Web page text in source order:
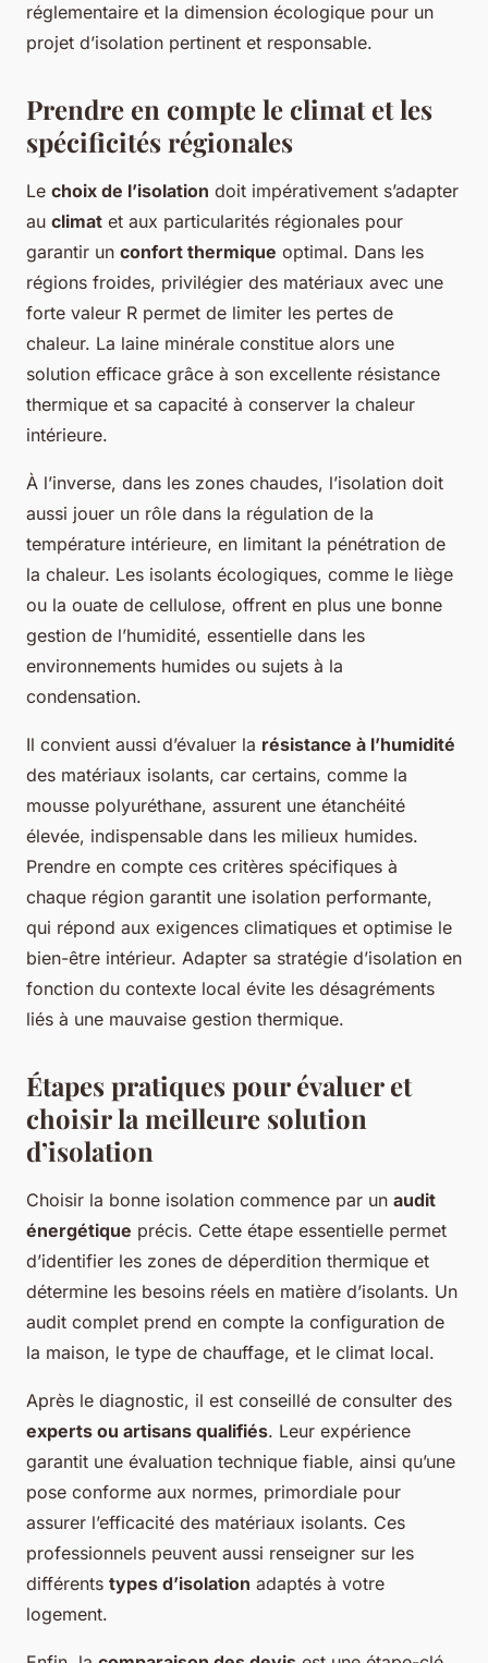
réglementaire et la dimension écologique pour un
projet d’isolation pertinent et responsable.
Prendre en compte le climat et les
spécificités régionales
Le choix de l’isolation doit impérativement s’adapter
au climat et aux particularités régionales pour
garantir un confort thermique optimal. Dans les
régions froides, privilégier des matériaux avec une
forte valeur R permet de limiter les pertes de
chaleur. La laine minérale constitue alors une
solution efficace grâce à son excellente résistance
thermique et sa capacité à conserver la chaleur
intérieure.
À l’inverse, dans les zones chaudes, l’isolation doit
aussi jouer un rôle dans la régulation de la
température intérieure, en limitant la pénétration de
la chaleur. Les isolants écologiques, comme le liège
ou la ouate de cellulose, offrent en plus une bonne
gestion de l’humidité, essentielle dans les
environnements humides ou sujets à la
condensation.
Il convient aussi d’évaluer la résistance à l’humidité
des matériaux isolants, car certains, comme la
mousse polyuréthane, assurent une étanchéité
élevée, indispensable dans les milieux humides.
Prendre en compte ces critères spécifiques à
chaque région garantit une isolation performante,
qui répond aux exigences climatiques et optimise le
bien-être intérieur. Adapter sa stratégie d’isolation en
fonction du contexte local évite les désagréments
liés à une mauvaise gestion thermique.
Étapes pratiques pour évaluer et
choisir la meilleure solution
d’isolation
Choisir la bonne isolation commence par un audit
énergétique précis. Cette étape essentielle permet
d’identifier les zones de déperdition thermique et
détermine les besoins réels en matière d’isolants. Un
audit complet prend en compte la configuration de
la maison, le type de chauffage, et le climat local.
Après le diagnostic, il est conseillé de consulter des
experts ou artisans qualifiés. Leur expérience
garantit une évaluation technique fiable, ainsi qu’une
pose conforme aux normes, primordiale pour
assurer l’efficacité des matériaux isolants. Ces
professionnels peuvent aussi renseigner sur les
différents types d’isolation adaptés à votre
logement.